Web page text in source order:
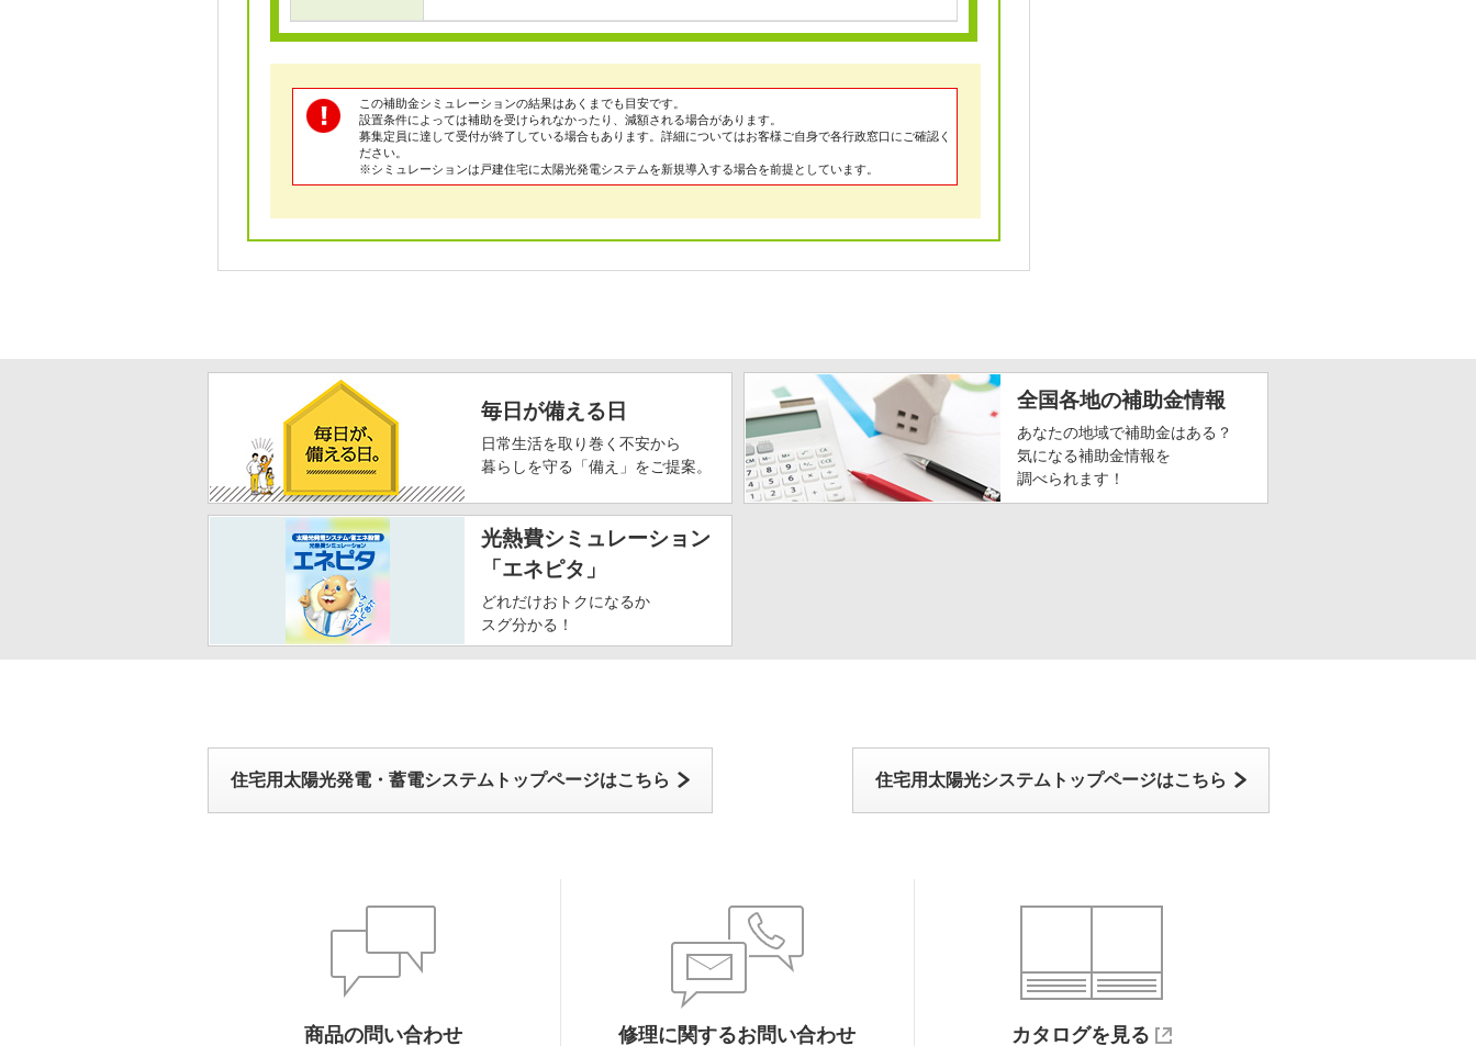
この補助金シミュレーションの結果はあくまでも目安です。
設置条件によっては補助を受けられなかったり、減額される場合があります。
募集定員に達して受付が終了している場合もあります。詳細についてはお客様ご自身で各行政窓口にご確認く
ださい。
※シミュレーションは戸建住宅に太陽光発電システムを新規導入する場合を前提としています。
毎日が備える日
日常生活を取り巻く不安から
暮らしを守る「備え」をご提案。
全国各地の補助金情報
あなたの地域で補助金はある？
気になる補助金情報を
調べられます！
光熱費シミュレーション
「エネピタ」
どれだけおトクになるか
スグ分かる！
住宅用太陽光発電・蓄電システムトップページはこちら 住宅用太陽光システムトップページはこちら
商品の問い合わせ 修理に関するお問い合わせ カタログを見る